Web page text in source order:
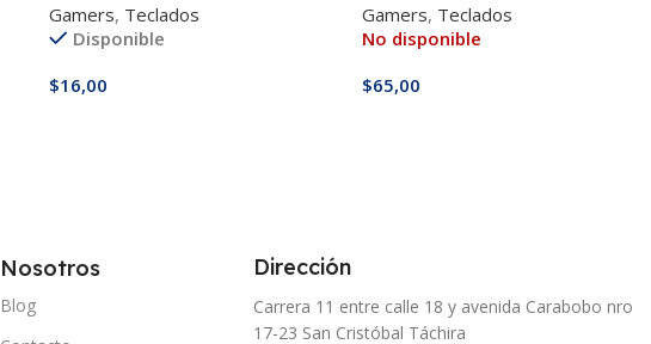
Gamers, Teclados
Disponible
$16,00
Gamers, Teclados
No disponible
$65,00
Nosotros
Blog
Dirección
Carrera 11 entre calle 18 y avenida Carabobo nro
17-23 San Cristóbal Táchira